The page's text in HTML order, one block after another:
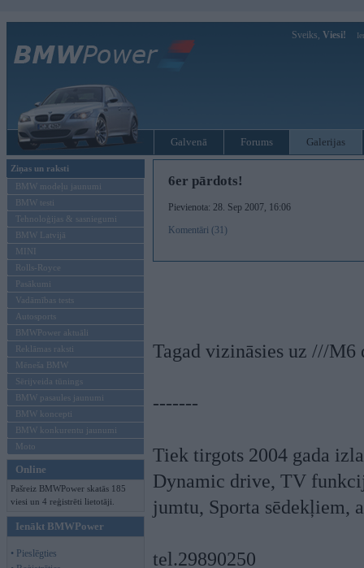
Sveiks, Viesi!
Galvenā Forums Galerijas
Ziņas un raksti
BMW modeļu jaunumi
BMW testi
Tehnoloģijas & sasniegumi
BMW Latvijā
MINI
Rolls-Royce
Pasākumi
Vadāmības tests
Autosports
BMWPower aktuāli
Reklāmas raksti
Mēneša BMW
Sērijveida tūnings
BMW pasaules jaunumi
BMW koncepti
BMW konkurentu jaunumi
Moto
Online
Pašreiz BMWPower skatās 185
viesi un 4 reģistrēti lietotāji.
Ienākt BMWPower
• Pieslēgties
6er pārdots!
Pievienota: 28. Sep 2007, 16:06
Komentāri (31)
Tagad vizināsies uz ///
-------
Tiek tirgots 2004 gada
Dynamic drive, TV
jumtu, Sporta sēdekļiem,
tel.29890250